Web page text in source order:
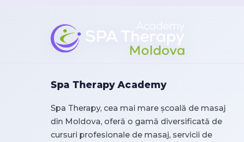
Spa Therapy Academy
Spa Therapy, cea mai mare școală de masaj
din Moldova, oferă o gamă diversificată de
cursuri profesionale de masaj, servicii de